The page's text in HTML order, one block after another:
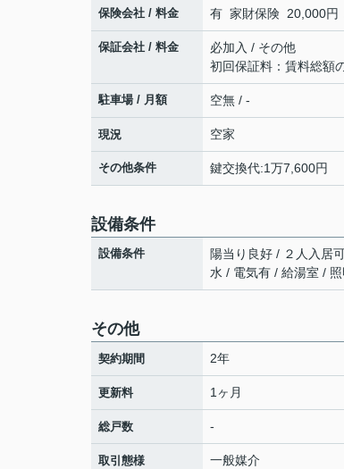
保険会社 / 料金 有 家財保険 20,000円
保証会社 / 料金
必加入 / その他
初回保証料：賃料総額
駐車場 / 月額 空無 / -
現況 空家
その他条件 鍵交換代:1万7,600円
設備条件
設備条件
陽当り良好 / ２人入居
水 / 電気有 / 給湯室 /
その他
契約期間 2年
更新料 1ヶ月
総戸数 -
取引態様 一般媒介